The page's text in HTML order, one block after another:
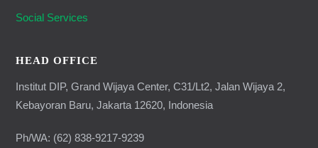
Social Services
HEAD OFFICE
Institut DIP, Grand Wijaya Center, C31/Lt2, Jalan Wijaya 2,
Kebayoran Baru, Jakarta 12620, Indonesia
Ph/WA: (62) 838-9217-9239